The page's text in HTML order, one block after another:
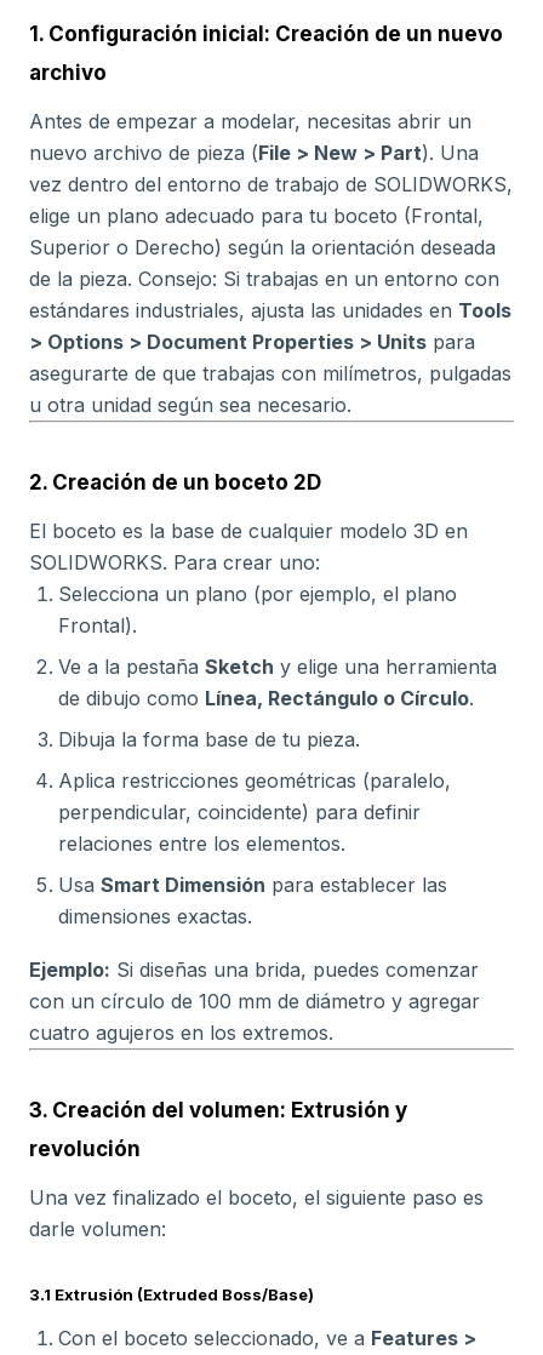
1. Configuración inicial: Creación de un nuevo
archivo
Antes de empezar a modelar, necesitas abrir un
nuevo archivo de pieza (File > New > Part). Una
vez dentro del entorno de trabajo de SOLIDWORKS,
elige un plano adecuado para tu boceto (Frontal,
Superior o Derecho) según la orientación deseada
de la pieza. Consejo: Si trabajas en un entorno con
estándares industriales, ajusta las unidades en Tools
> Options > Document Properties > Units para
asegurarte de que trabajas con milímetros, pulgadas
u otra unidad según sea necesario.
2. Creación de un boceto 2D
El boceto es la base de cualquier modelo 3D en
SOLIDWORKS. Para crear uno:
Selecciona un plano (por ejemplo, el plano
Frontal).
Ve a la pestaña Sketch y elige una herramienta
de dibujo como Línea, Rectángulo o Círculo.
Dibuja la forma base de tu pieza.
Aplica restricciones geométricas (paralelo,
perpendicular, coincidente) para definir
relaciones entre los elementos.
Usa Smart Dimensión para establecer las
dimensiones exactas.
Ejemplo: Si diseñas una brida, puedes comenzar
con un círculo de 100 mm de diámetro y agregar
cuatro agujeros en los extremos.
3. Creación del volumen: Extrusión y
revolución
Una vez finalizado el boceto, el siguiente paso es
darle volumen:
3.1 Extrusión (Extruded Boss/Base)
Con el boceto seleccionado, ve a Features >